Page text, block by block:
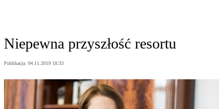
Niepewna przyszłość resortu
Publikacja: 04.11.2019 18:33